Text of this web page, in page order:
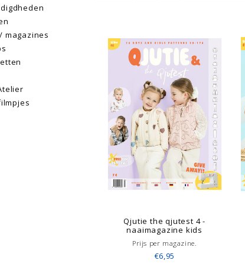
magazines
Qjutie the qjutest 4 -
naaimagazine kids
Prijs per magazine.
€6,95